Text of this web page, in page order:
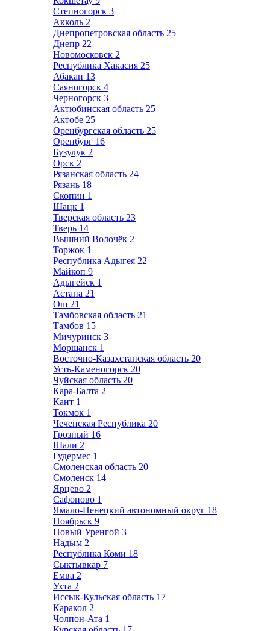
Степногорск 3
Акколь 2
Днепропетровская область 25
Днепр 22
Новомосковск 2
Республика Хакасия 25
Абакан 13
Саяногорск 4
Черногорск 3
Актюбинская область 25
Актобе 25
Оренбургская область 25
Оренбург 16
Бузулук 2
Орск 2
Рязанская область 24
Рязань 18
Скопин 1
Шацк 1
Тверская область 23
Тверь 14
Вышний Волочёк 2
Торжок 1
Республика Адыгея 22
Майкоп 9
Адыгейск 1
Астана 21
Ош 21
Тамбовская область 21
Тамбов 15
Мичуринск 3
Моршанск 1
Восточно-Казахстанская область 20
Усть-Каменогорск 20
Чуйская область 20
Кара-Балта 2
Кант 1
Токмок 1
Чеченская Республика 20
Грозный 16
Шали 2
Гудермес 1
Смоленская область 20
Смоленск 14
Ярцево 2
Сафоново 1
Ямало-Ненецкий автономный округ 18
Ноябрьск 9
Новый Уренгой 3
Надым 2
Республика Коми 18
Сыктывкар 7
Емва 2
Ухта 2
Иссык-Кульская область 17
Каракол 2
Чолпон-Ата 1